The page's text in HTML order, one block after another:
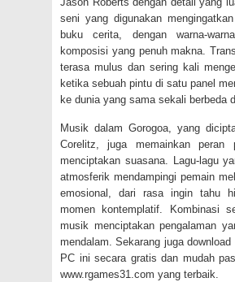
seni yang digunakan
buku cerita, dengan warna-
komposisi yang penuh makna.
terasa mulus dan sering kali
ketika sebuah pintu di satu panel
ke dunia yang sama sekali berbeda
Musik dalam Gorogoa, yang
Corelitz, juga memainkan peran
menciptakan suasana. Lagu-lagu
atmosferik mendampingi pemain
emosional, dari rasa ingin tahu
momen kontemplatif. Kombinasi
musik menciptakan pengalaman
mendalam. Sekarang juga download
PC ini secara gratis dan mudah
www.rgames31.com yang terbaik.